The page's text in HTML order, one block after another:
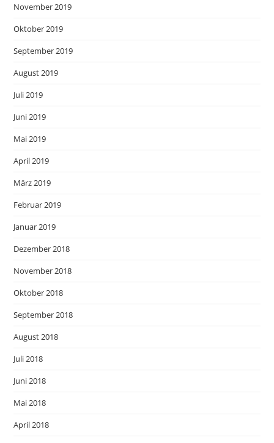
November 2019
Oktober 2019
September 2019
August 2019
Juli 2019
Juni 2019
Mai 2019
April 2019
März 2019
Februar 2019
Januar 2019
Dezember 2018
November 2018
Oktober 2018
September 2018
August 2018
Juli 2018
Juni 2018
Mai 2018
April 2018